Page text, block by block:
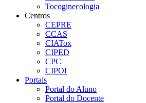
Tocoginecologia
Centros
CEPRE
CCAS
CIATox
CIPED
CPC
CIPOI
Portais
Portal do Aluno
Portal do Docente